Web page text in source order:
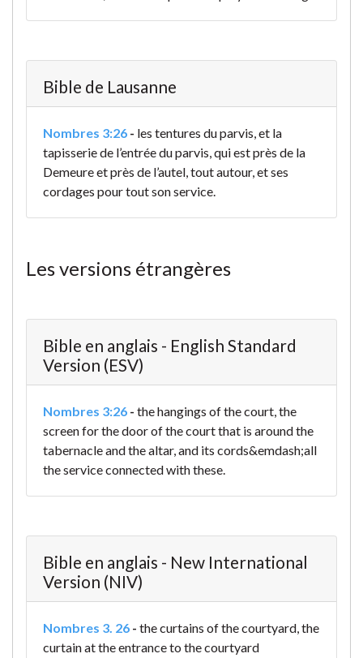
Bible de Lausanne
Nombres 3:26 - les tentures du parvis, et la
tapisserie de l’entrée du parvis, qui est près de la
Demeure et près de l’autel, tout autour, et ses
cordages pour tout son service.
Les versions étrangères
Bible en anglais - English Standard
Version (ESV)
Nombres 3:26 - the hangings of the court, the
screen for the door of the court that is around the
tabernacle and the altar, and its cords&emdash;all
the service connected with these.
Bible en anglais - New International
Version (NIV)
Nombres 3. 26 - the curtains of the courtyard, the
curtain at the entrance to the courtyard